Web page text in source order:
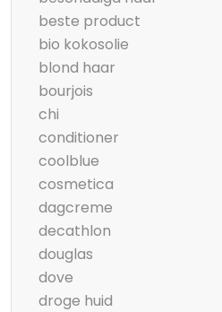
beste product
bio kokosolie
blond haar
bourjois
chi
conditioner
coolblue
cosmetica
dagcreme
decathlon
douglas
dove
droge huid